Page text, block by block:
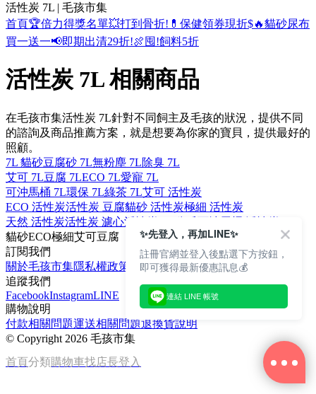
活性炭 7L | 毛孩市集
首頁🏆倍力得獎名單💥打到骨折! 💊保健領券現折$🔥貓砂尿布
買一送一📢即期出清29折!🍖囤!飼料5折
活性炭 7L 相關商品
在毛孩市集活性炭 7L針對不同飼主及毛孩的狀況，提供不同
的諮詢及商品推薦方案，就是想要為你家的寶貝，提供最好的
照顧。
7L 貓砂豆腐砂 7L無粉塵 7L除臭 7L
艾可 7L豆腐 7LECO 7L愛寵 7L
可沖馬桶 7L環保 7L綠茶 7L艾可 活性炭
ECO 活性炭活性炭 豆腐貓砂 活性炭極細 活性炭
天然 活性炭活性炭 濾心活性炭 2.8公斤
貓砂ECO極細艾可豆腐
訂閱我們
關於毛孩市集隱私權政策
文章
追蹤我們
FacebookInstagramLINE
購物說明
付款相關問題運送相關問題退換貨說明
© Copyright 2026 毛孩市集
首頁分類購物車找店長登入
✨先登入，再加LINE✨
註冊官網並登入後點選下方按鈕，
即可獲得最新優惠訊息💰
連結 LINE 帳號